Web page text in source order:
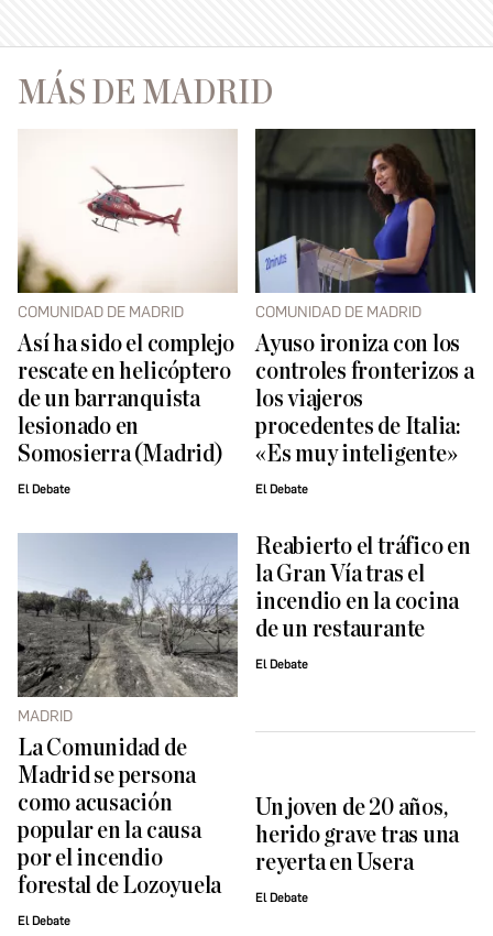
MÁS DE MADRID
COMUNIDAD DE MADRID
Así ha sido el complejo
rescate en helicóptero
de un barranquista
lesionado en
Somosierra (Madrid)
El Debate
COMUNIDAD DE MADRID
Ayuso ironiza con los
controles fronterizos a
los viajeros
procedentes de Italia:
«Es muy inteligente»
El Debate
MADRID
La Comunidad de
Madrid se persona
como acusación
popular en la causa
por el incendio
forestal de Lozoyuela
El Debate
Reabierto el tráfico en
la Gran Vía tras el
incendio en la cocina
de un restaurante
El Debate
Un joven de 20 años,
herido grave tras una
reyerta en Usera
El Debate